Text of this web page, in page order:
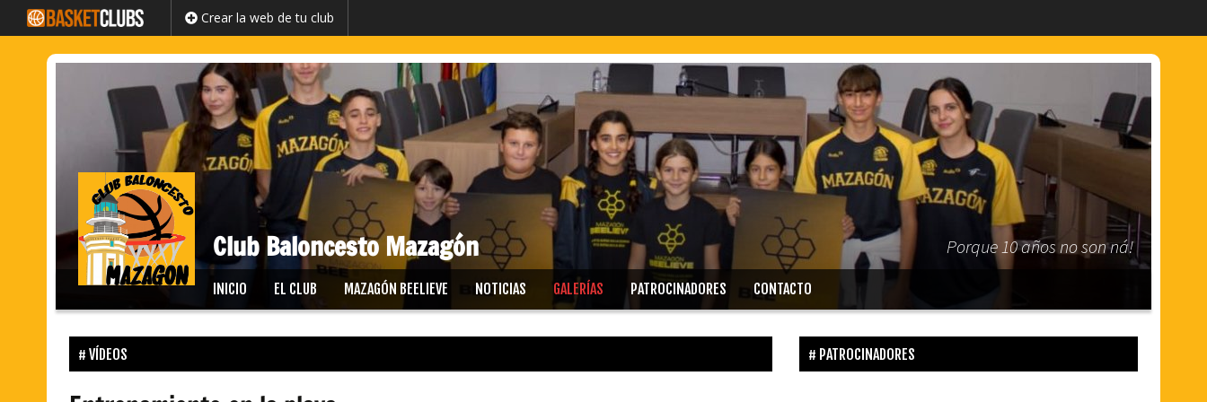
Crear la web de tu club
Club Baloncesto Mazagón Porque 10 años no son ná!
Saltar
INICIO EL CLUB MAZAGÓN BEELIEVE NOTICIAS GALERÍAS PATROCINADORES CONTACTO
VÍDEOS PATROCINADORES